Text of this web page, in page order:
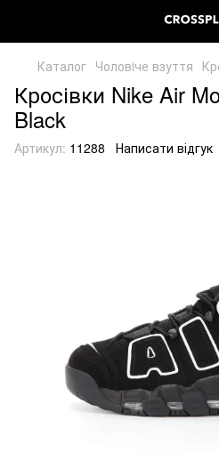
Каталог Чоловiче взуття
Кросівки Nike Air
Black
Артикул: 11288 Написати відгук